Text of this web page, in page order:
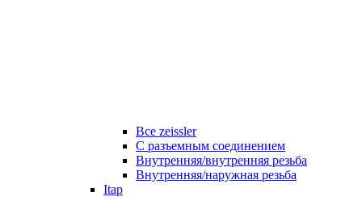
Все zeissler
С разъемным соединением
Внутренняя/внутренняя резьба
Внутренняя/наружная резьба
Itap